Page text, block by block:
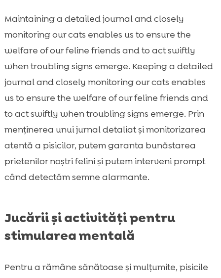
Maintaining a detailed journal and closely
monitoring our cats enables us to ensure the
welfare of our feline friends and to act swiftly
when troubling signs emerge. Keeping a detailed
journal and closely monitoring our cats enables
us to ensure the welfare of our feline friends and
to act swiftly when troubling signs emerge. Prin
menținerea unui jurnal detaliat și monitorizarea
atentă a pisicilor, putem garanta bunăstarea
prietenilor noștri felini și putem interveni prompt
când detectăm semne alarmante.
Jucării și activități pentru
stimularea mentală
Pentru a rămâne sănătoase și mulțumite, pisicile